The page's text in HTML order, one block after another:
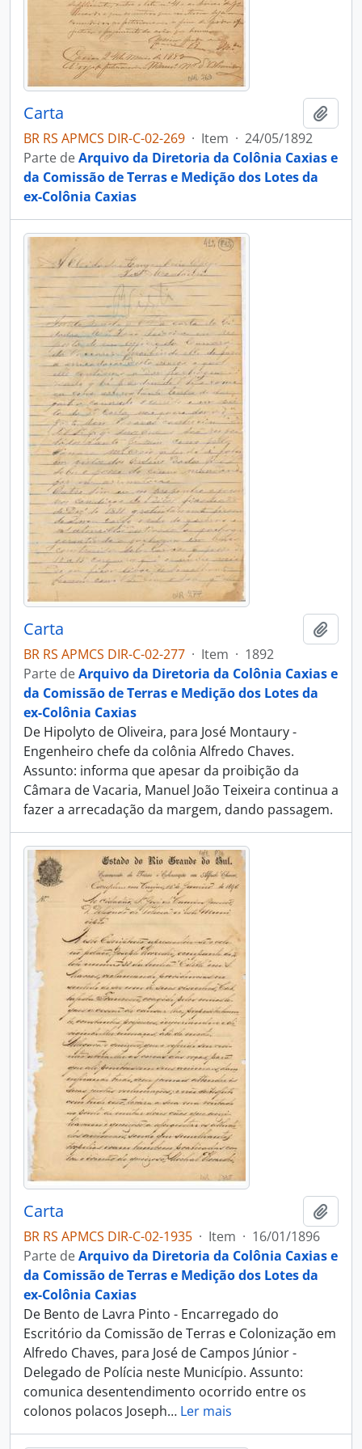
Carta
BR RS APMCS DIR-C-02-269 · Item · 24/05/1892
Parte deArquivo da Diretoria da Colônia Caxias e
da Comissão de Terras e Medição dos Lotes da
ex-Colônia Caxias
Carta
BR RS APMCS DIR-C-02-277 · Item · 1892
Parte deArquivo da Diretoria da Colônia Caxias e
da Comissão de Terras e Medição dos Lotes da
ex-Colônia Caxias
De Hipolyto de Oliveira, para José Montaury -
Engenheiro chefe da colônia Alfredo Chaves.
Assunto: informa que apesar da proibição da
Câmara de Vacaria, Manuel João Teixeira continua a
fazer a arrecadação da margem, dando passagem.
Carta
BR RS APMCS DIR-C-02-1935 · Item · 16/01/1896
Parte deArquivo da Diretoria da Colônia Caxias e
da Comissão de Terras e Medição dos Lotes da
ex-Colônia Caxias
De Bento de Lavra Pinto - Encarregado do
Escritório da Comissão de Terras e Colonização em
Alfredo Chaves, para José de Campos Júnior -
Delegado de Polícia neste Município. Assunto:
comunica desentendimento ocorrido entre os
colonos polacos Joseph… Ler mais